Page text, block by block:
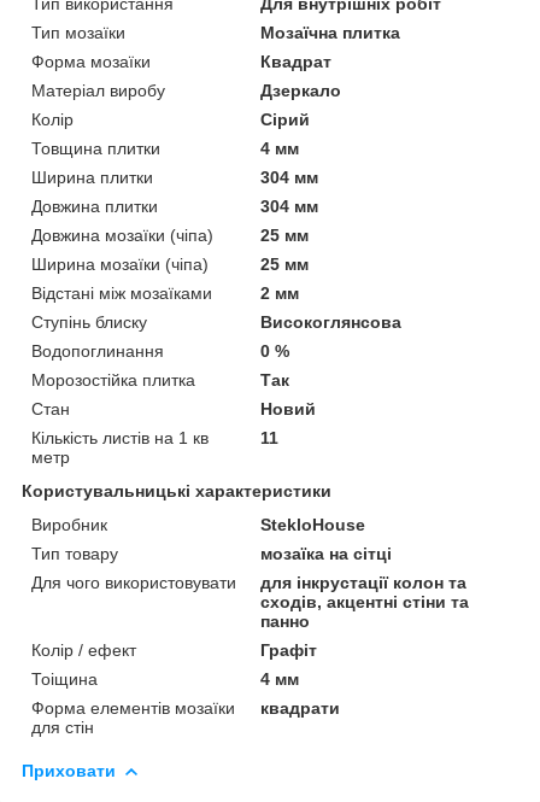
Тип мозаїки
Мозаїчна плитка
Форма мозаїки
Квадрат
Матеріал виробу
Дзеркало
Колір
Сірий
Товщина плитки
4 мм
Ширина плитки
304 мм
Довжина плитки
304 мм
Довжина мозаїки (чіпа)
25 мм
Ширина мозаїки (чіпа)
25 мм
Відстані між мозаїками
2 мм
Ступінь блиску
Високоглянсова
Водопоглинання
0 %
Морозостійка плитка
Так
Стан
Новий
Кількість листів на 1 кв
метр
11
Користувальницькі характеристики
Виробник
StekloHouse
Тип товару
мозаїка на сітці
Для чого використовувати
для інкрустації колон та
сходів, акцентні стіни та
панно
Колір / ефект
Графіт
Тоіщина
4 мм
Форма елементів мозаїки
для стін
квадрати
Приховати